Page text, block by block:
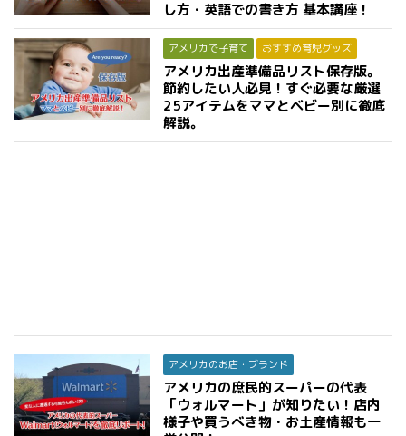
し方・英語での書き方 基本講座！
アメリカで子育て おすすめ育児グッズ
アメリカ出産準備品リスト保存版。
節約したい人必見！すぐ必要な厳選
25アイテムをママとベビー別に徹底
解説。
アメリカのお店・ブランド
アメリカの庶民的スーパーの代表
「ウォルマート」が知りたい！店内
様子や買うべき物・お土産情報も一